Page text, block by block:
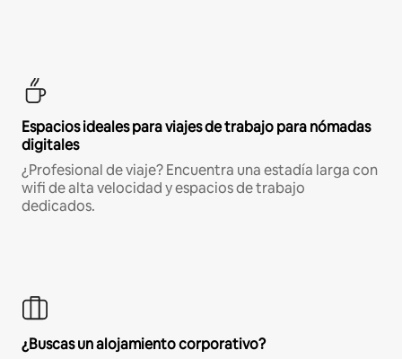
Espacios ideales para viajes de trabajo para nómadas
digitales
¿Profesional de viaje? Encuentra una estadía larga con
wifi de alta velocidad y espacios de trabajo
dedicados.
¿Buscas un alojamiento corporativo?